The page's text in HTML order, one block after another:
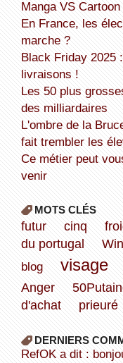
Manga VS Cartoon
En France, les élections municipales : comment ça
marche ?
Black Friday 2025 : records de ventes, chaos de
livraisons !
Les 50 plus grosses fortunes de France sont tous
des milliardaires
L'ombre de la Brucellose : Comment une bactérie
fait trembler les
Ce métier peut vous rendre riche dans les années à
venir
MOTS CLÉS
futur cinq
du portugal
blog
visage
Anger
d'achat
prieuré
DERNIERS
refOK a dit : bonjour, je ne peux